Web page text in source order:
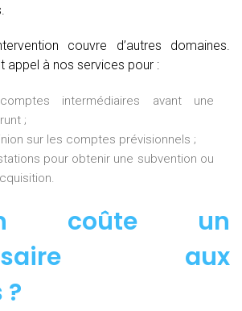
couvre d’autres domaines.
appel à nos services pour :
intermédiaires avant une
;
sur les comptes prévisionnels ;
pour obtenir une subvention ou
coûte un
aux
?